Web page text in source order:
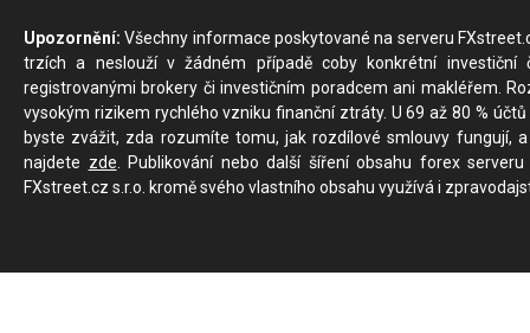
Upozornění: Všechny informace poskytované na serveru
trzích a neslouží v žádném případě coby konkrétní investiční
registrovanými brokery či investičním poradcem ani makléřem.
vysokým rizikem rychlého vzniku finanční ztráty. U 69 až 80 %
byste zvážit, zda rozumíte tomu, jak rozdílové smlouvy fungují,
najdete zde . Publikování nebo další šíření obsahu forex
FXstreet.cz s.r.o. kromě svého vlastního obsahu využívá i